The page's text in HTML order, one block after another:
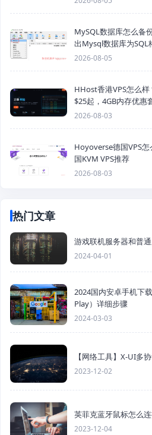
MySQL数据库怎么备
出Mysql数据库为SQL
2026-08-05
HHost香港VPS怎么
$25起，4GB内存优惠
2026-08-03
Hoyoverse德国VPS
国KVM VPS推荐
2026-08-03
热门文章
游戏联机服务器和普
2024-04-01
2024国内安卓手机下
Play）详细步骤
2024-03-03
【网络工具】X-UI多
2023-12-02
英菲克蓝牙鼠标怎么
2023-12-04